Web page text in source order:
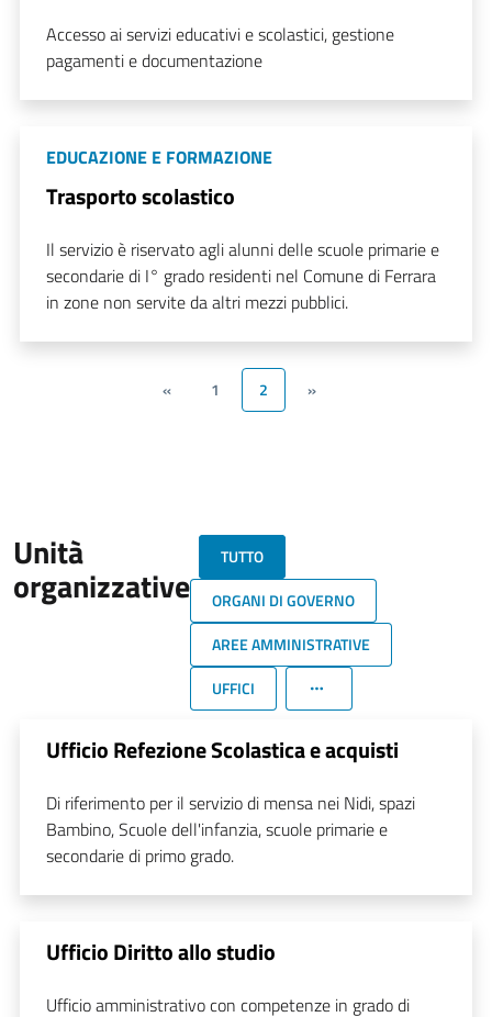
Accesso ai servizi educativi e scolastici, gestione
pagamenti e documentazione
EDUCAZIONE E FORMAZIONE
Trasporto scolastico
Il servizio è riservato agli alunni delle scuole primarie e
secondarie di I° grado residenti nel Comune di Ferrara
in zone non servite da altri mezzi pubblici.
« 1 2 »
Unità
organizzative
TUTTO
ORGANI DI GOVERNO
AREE AMMINISTRATIVE
UFFICI
Ufficio Refezione Scolastica e acquisti
Di riferimento per il servizio di mensa nei Nidi, spazi
Bambino, Scuole dell'infanzia, scuole primarie e
secondarie di primo grado.
Ufficio Diritto allo studio
Ufficio amministrativo con competenze in grado di